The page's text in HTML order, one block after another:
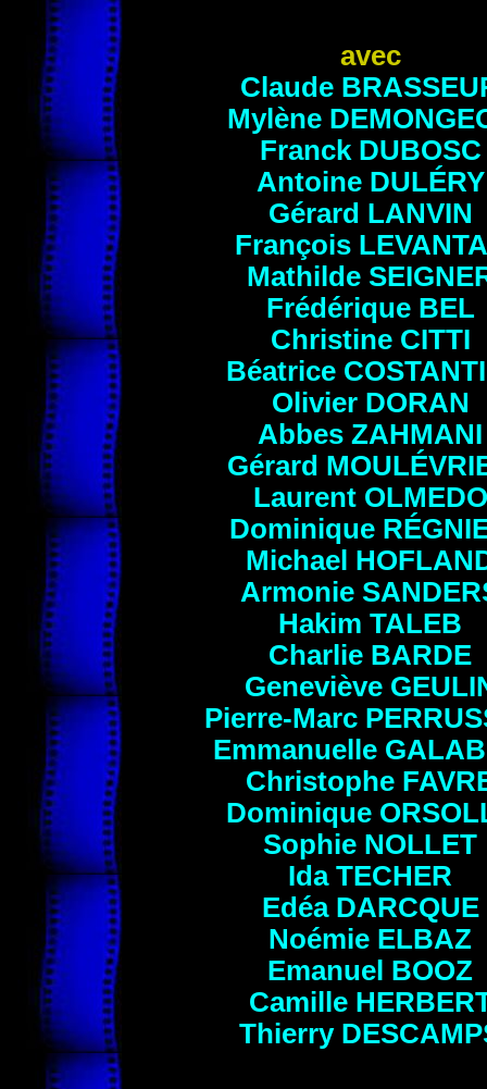
avec
Claude
Mylène
Franck DUBOSC
Antoine DULÉRY
Gérard LANVIN
François
Mathilde
Frédérique BEL
Christine CITTI
Béatrice
Olivier DORAN
Abbes ZAHMANI
Gérard
Laurent OLMEDO
Dominique
Michael
Armonie
Hakim TALEB
Charlie BARDE
Geneviève
Pierre-Marc
Emmanuelle
Christophe
Dominique
Sophie NOLLET
Ida TECHER
EdéaDARCQUE
Noémie ELBAZ
Emanuel BOOZ
Camille
Thierry